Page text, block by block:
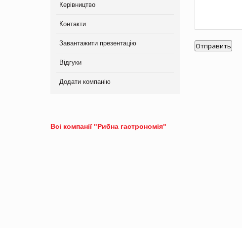
Керівництво
Контакти
Завантажити презентацію
Відгуки
Додати компанію
Всі компанії "Рибна гастрономія"